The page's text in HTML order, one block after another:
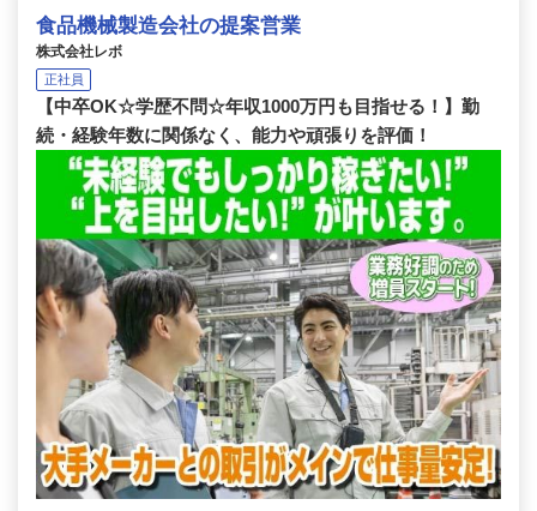
食品機械製造会社の提案営業
株式会社レボ
正社員
【中卒OK☆学歴不問☆年収1000万円も目指せる！】勤
続・経験年数に関係なく、能力や頑張りを評価！